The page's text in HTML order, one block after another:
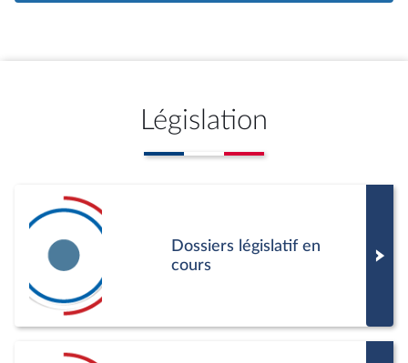
Législation
Dossiers législatif en
cours